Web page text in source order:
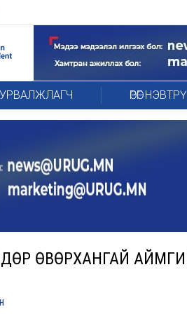
ӨРӨГ
ӨВӨРХАНГАЙ